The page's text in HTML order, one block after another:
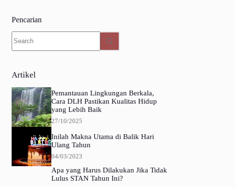
Pencarian
results
Artikel
Pemantauan Lingkungan Berkala,
Cara DLH Pastikan Kualitas Hidup
yang Lebih Baik
27/10/2025
Inilah Makna Utama di Balik Hari
Ulang Tahun
04/03/2023
Apa yang Harus Dilakukan Jika Tidak
Lulus STAN Tahun Ini?